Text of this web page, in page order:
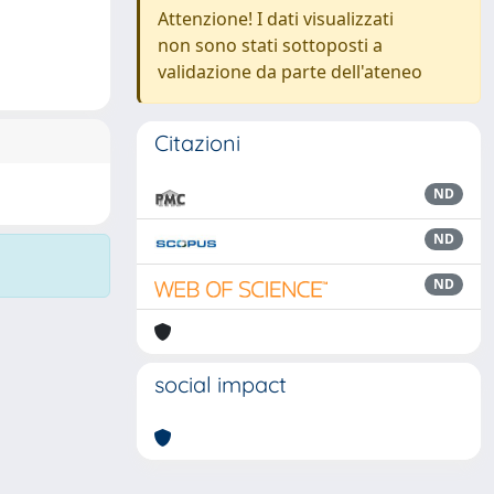
Attenzione! I dati visualizzati
non sono stati sottoposti a
validazione da parte dell'ateneo
Citazioni
ND
ND
ND
social impact